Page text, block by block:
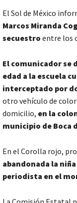
El Sol de México
Marcos Miranda
secuestro entre los
El comunicador se
edad a la escuela
interceptado por
otro vehículo de color
domicilio, en la
municipio de Boca
En el Corolla rojo,
abandonada la
periodista en el